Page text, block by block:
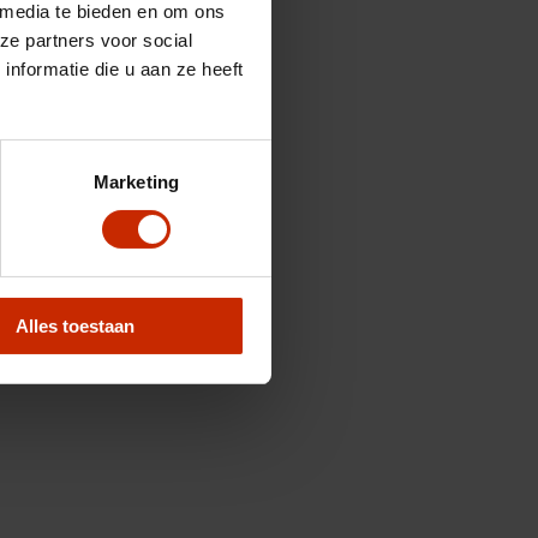
te bieden en om ons
partners voor social
die u aan ze heeft
Marketing
Alles toestaan